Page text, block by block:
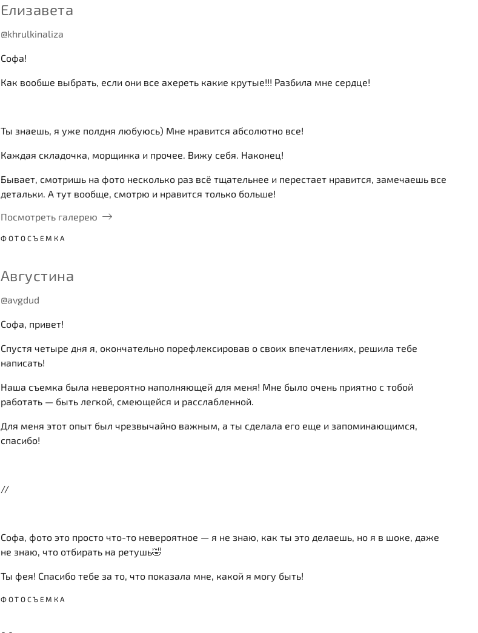
Елизавета
@khrulkinaliza
Софа!
Как вообше выбрать, если они все ахереть какие крутые!!! Разбила мне сердце!
Ты знаешь, я уже полдня любуюсь) Мне нравится абсолютно все!
Каждая складочка, морщинка и прочее. Вижу себя. Наконец!
Бывает, смотришь на фото несколько раз всё тщательнее и перестает нравится, замечаешь все
детальки. А тут вообще, смотрю и нравится только больше!
Посмотреть галерею
ФОТОСЪЕМКА
Августина
@avgdud
Софа, привет!
Спустя четыре дня я, окончательно порефлексировав о своих впечатлениях, решила тебе
написать!
Наша съемка была невероятно наполняющей для меня! Мне было очень приятно с тобой
работать — быть легкой, смеющейся и расслабленной.
Для меня этот опыт был чрезвычайно важным, а ты сделала его еще и запоминающимся,
спасибо!
//
Софа, фото это просто что-то невероятное — я не знаю, как ты это делаешь, но я в шоке, даже
не знаю, что отбирать на ретушь🤣
Ты фея! Спасибо тебе за то, что показала мне, какой я могу быть!
ФОТОСЪЕМКА